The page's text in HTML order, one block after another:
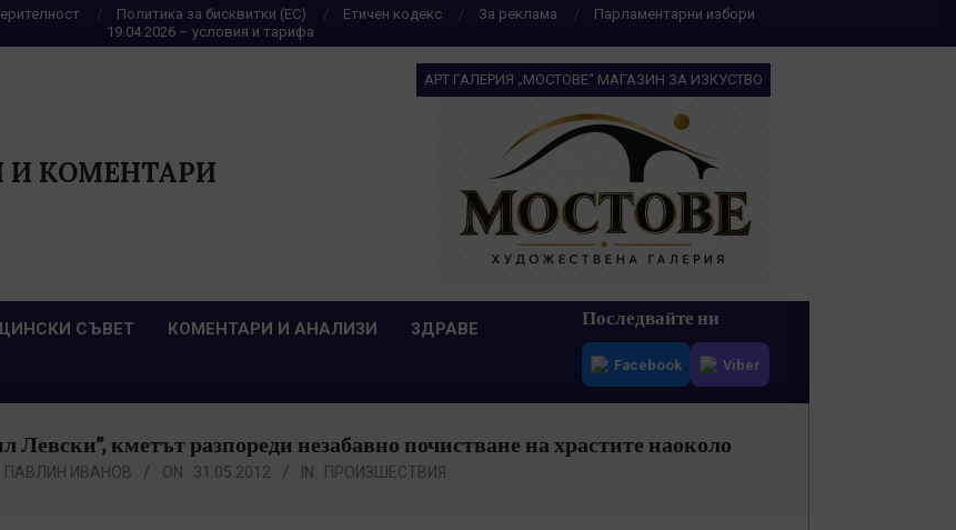
Политика за бисквитки (ЕС) Етичен кодекс За реклама
Парламентарни избори
19.04.2026 – условия и тарифа
И КОМЕНТАРИ
АРТ ГАЛЕРИЯ „МОСТОВЕ“ МАГАЗИН ЗА ИЗКУСТВО
СЪВЕТ КОМЕНТАРИ И АНАЛИЗИ ЗДРАВЕ Последвайте ни
Facebook Viber
Левски”, кметът разпореди незабавно почистване на храстите наоколо
ПАВЛИН ИВАНОВ ON: 31.05.2012 IN: ПРОИЗШЕСТВИЯ